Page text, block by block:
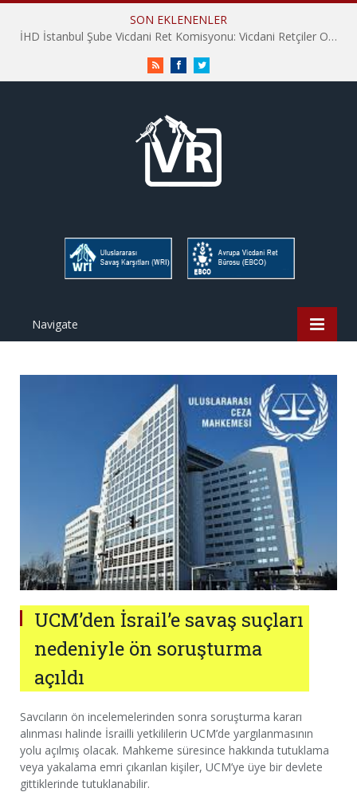
SON EKLENENLER
İHD İstanbul Şube Vicdani Ret Komisyonu: Vicdani Retçiler Olarak Destek İçin Buradayız!
RSS FacebookTwitter
Navigate
UCM’den İsrail’e savaş suçları
nedeniyle ön soruşturma
açıldı
Savcıların ön incelemelerinden sonra soruşturma kararı
alınması halinde İsrailli yetkililerin UCM’de yargılanmasının
yolu açılmış olacak. Mahkeme süresince hakkında tutuklama
veya yakalama emri çıkarılan kişiler, UCM’ye üye bir devlete
gittiklerinde tutuklanabilir.